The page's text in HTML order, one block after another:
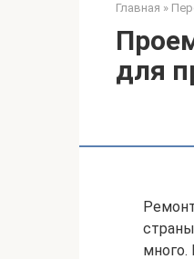
Главная »
для
много.